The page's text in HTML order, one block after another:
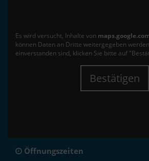
Es wird versucht, Inhalte von
können Daten an Dritte weitergegeben
einverstanden sind, klicken Sie bitte auf
Bestätigen
Öffnungszeiten